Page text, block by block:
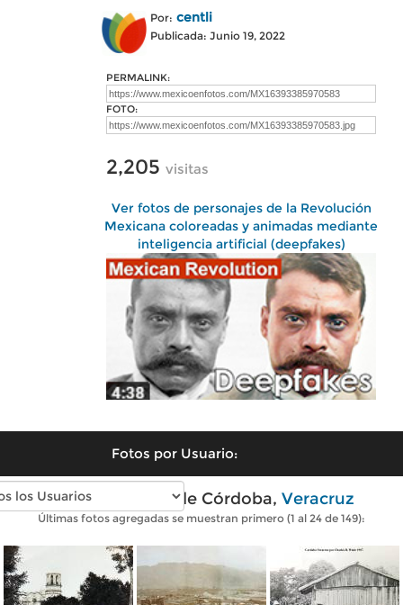
Por: centli
Publicada: Junio 19, 2022
PERMALINK:
FOTO:
2,205 visitas
Ver fotos de personajes de la Revolución
Mexicana coloreadas y animadas mediante
inteligencia artificial (deepfakes)
Fotos por Usuario:
Fotos antiguas de Córdoba, Veracruz
Últimas fotos agregadas se muestran primero (1 al 24 de 149):